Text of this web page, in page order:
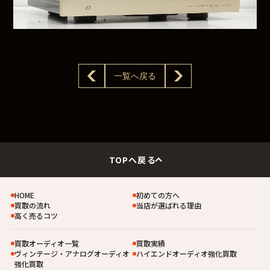
一覧へ戻る
TOPへ戻る
HOME
初めての方へ
買取の流れ
当店が選ばれる理由
高く売るコツ
買取オーディオ一覧
買取実績
ヴィンテージ・アナログオーディオ
強化買取
ハイエンドオーディオ強化買取